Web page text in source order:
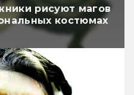
рисуют магов
костюмах